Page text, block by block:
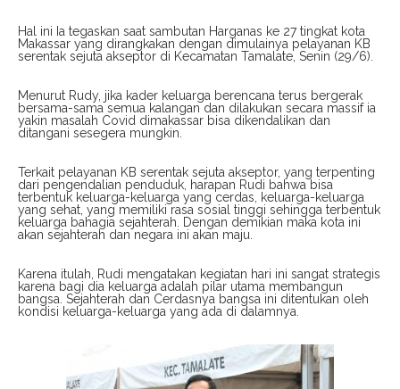
Hal ini Ia tegaskan saat sambutan Harganas ke 27 tingkat kota
Makassar yang dirangkakan dengan dimulainya pelayanan KB
serentak sejuta akseptor di Kecamatan Tamalate, Senin (29/6).
Menurut Rudy, jika kader keluarga berencana terus bergerak
bersama-sama semua kalangan dan dilakukan secara massif ia
yakin masalah Covid dimakassar bisa dikendalikan dan
ditangani sesegera mungkin.
Terkait pelayanan KB serentak sejuta akseptor, yang terpenting
dari pengendalian penduduk, harapan Rudi bahwa bisa
terbentuk keluarga-keluarga yang cerdas, keluarga-keluarga
yang sehat, yang memiliki rasa sosial tinggi sehingga terbentuk
keluarga bahagia sejahterah. Dengan demikian maka kota ini
akan sejahterah dan negara ini akan maju.
Karena itulah, Rudi mengatakan kegiatan hari ini sangat strategis
karena bagi dia keluarga adalah pilar utama membangun
bangsa. Sejahterah dan Cerdasnya bangsa ini ditentukan oleh
kondisi keluarga-keluarga yang ada di dalamnya.